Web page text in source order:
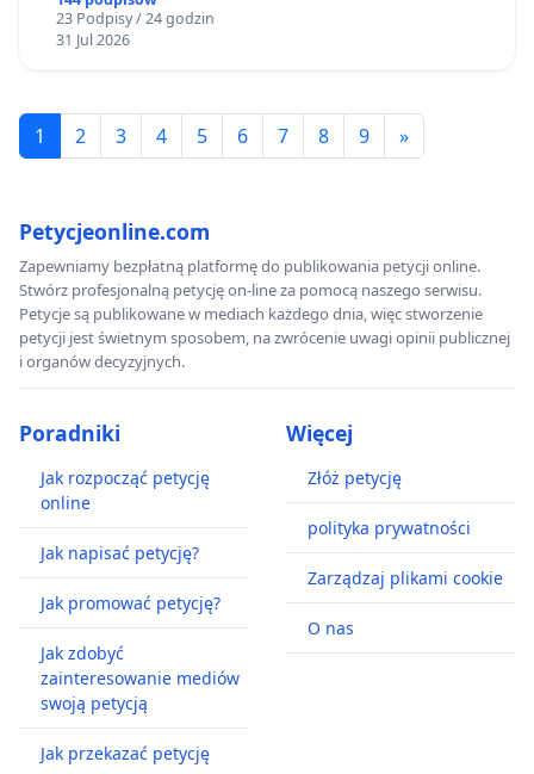
Ostrowiu Południowym oraz ochrony
mieszkańców i Puszczy Knyszyńskiej
23 Podpisy / 24 godzin
31 Jul 2026
1 2 3 4 5 6 7 8 9 »
Petycjeonline.com
Zapewniamy bezpłatną platformę do publikowania petycji online.
Stwórz profesjonalną petycję on-line za pomocą naszego serwisu.
Petycje są publikowane w mediach każdego dnia, więc stworzenie
petycji jest świetnym sposobem, na zwrócenie uwagi opinii publicznej
i organów decyzyjnych.
Poradniki
Jak rozpocząć petycję
online
Jak napisać petycję?
Jak promować petycję?
Jak zdobyć
zainteresowanie mediów
swoją petycją
Jak przekazać petycję
Więcej
Złóż petycję
polityka prywatności
Zarządzaj plikami cookie
O nas